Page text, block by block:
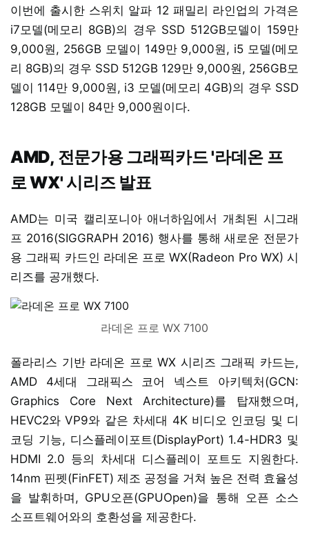
이번에 출시한 스위치 알파 12 패밀리 라인업의 가격은
i7모델(메모리 8GB)의 경우 SSD 512GB모델이 159만
9,000원, 256GB 모델이 149만 9,000원, i5 모델(메모
리 8GB)의 경우 SSD 512GB 129만 9,000원, 256GB모
델이 114만 9,000원, i3 모델(메모리 4GB)의 경우 SSD
128GB 모델이 84만 9,000원이다.
AMD, 전문가용 그래픽카드 '라데온 프
로 WX' 시리즈 발표
AMD는 미국 캘리포니아 애너하임에서 개최된 시그래
프 2016(SIGGRAPH 2016) 행사를 통해 새로운 전문가
용 그래픽 카드인 라데온 프로 WX(Radeon Pro WX) 시
리즈를 공개했다.
라데온 프로 WX 7100
폴라리스 기반 라데온 프로 WX 시리즈 그래픽 카드는,
AMD 4세대 그래픽스 코어 넥스트 아키텍처(GCN:
Graphics Core Next Architecture)를 탑재했으며,
HEVC2와 VP9와 같은 차세대 4K 비디오 인코딩 및 디
코딩 기능, 디스플레이포트(DisplayPort) 1.4-HDR3 및
HDMI 2.0 등의 차세대 디스플레이 포트도 지원한다.
14nm 핀펫(FinFET) 제조 공정을 거쳐 높은 전력 효율성
을 발휘하며, GPU오픈(GPUOpen)을 통해 오픈 소스
소프트웨어와의 호환성을 제공한다.